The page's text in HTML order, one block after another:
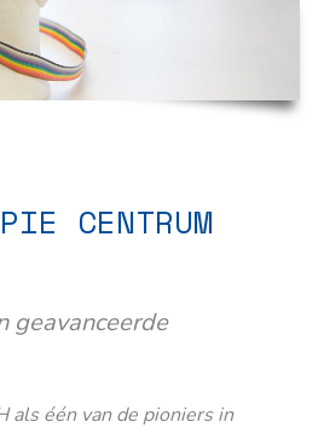
CENTRUM
geavanceerde
als één van de pioniers in